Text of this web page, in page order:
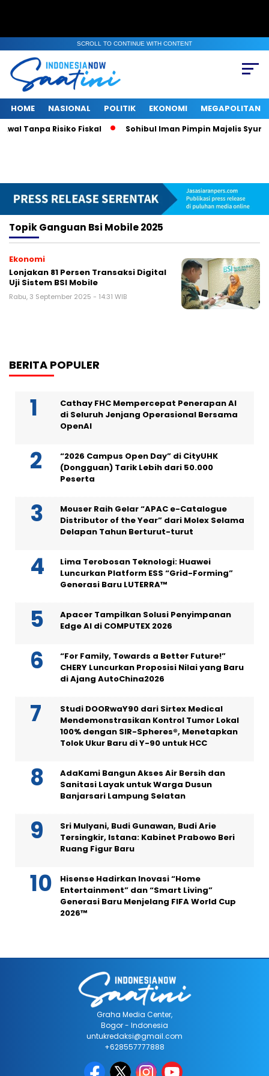
SCROLL TO CONTINUE WITH CONTENT
HOME NASIONAL POLITIK EKONOMI MEGAPOLITAN
Tanpa Risiko Fiskal Sohibul Iman Pimpin Majelis Syuro
TopikGanguan Bsi Mobile 2025
Ekonomi
Lonjakan 81 Persen Transaksi Digital
Uji Sistem BSI Mobile
Rabu, 3 September 2025 - 14:31 WIB
BERITA POPULER
Cathay FHC Mempercepat Penerapan AI
di Seluruh Jenjang Operasional Bersama
OpenAI
“2026 Campus Open Day” di CityUHK
(Dongguan) Tarik Lebih dari 50.000
Peserta
Mouser Raih Gelar “APAC e-Catalogue
Distributor of the Year” dari Molex Selama
Delapan Tahun Berturut-turut
Lima Terobosan Teknologi: Huawei
Luncurkan Platform ESS “Grid-Forming”
Generasi Baru LUTERRA™
Apacer Tampilkan Solusi Penyimpanan
Edge AI di COMPUTEX 2026
“For Family, Towards a Better Future!”
CHERY Luncurkan Proposisi Nilai yang Baru
di Ajang AutoChina2026
Studi DOORwaY90 dari Sirtex Medical
Mendemonstrasikan Kontrol Tumor Lokal
100% dengan SIR-Spheres®, Menetapkan
Tolok Ukur Baru di Y-90 untuk HCC
AdaKami Bangun Akses Air Bersih dan
Sanitasi Layak untuk Warga Dusun
Banjarsari Lampung Selatan
Sri Mulyani, Budi Gunawan, Budi Arie
Tersingkir, Istana: Kabinet Prabowo Beri
Ruang Figur Baru
Hisense Hadirkan Inovasi “Home
Entertainment” dan “Smart Living”
Generasi Baru Menjelang FIFA World Cup
2026™
Graha Media Center,
Bogor - Indonesia
untukredaksi@gmail.com
+628557777888